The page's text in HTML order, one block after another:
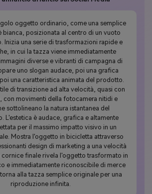
oggetto ordinario, come una semplice
bianca, posizionata al centro di un vuoto
Inizia una serie di trasformazioni rapide e
in cui la tazza viene immediatamente
diverse e vibranti di campagna di
uno slogan audace, poi una grafica
una caratteristica animata del prodotto.
di transizione ad alta velocità, quasi con
con movimenti della fotocamera nitidi e
sottolineano la natura istantanea del
L'estetica è audace, grafica e altamente
per il massimo impatto visivo in un
Mostra l'oggetto in bicicletta attraverso
design di marketing a una velocità
cornice finale rivela l'oggetto trasformato in
e immediatamente riconoscibile di merce
alla tazza semplice originale per una
riproduzione infinita.